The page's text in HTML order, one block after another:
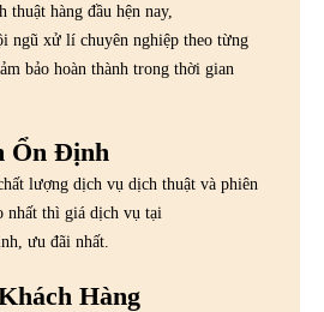
thuật hàng đầu hện nay,
ngũ xử lí chuyên nghiệp theo từng
bảo hoàn thành trong thời gian
Ổn Định
lượng dịch vụ dịch thuật và phiên
nhất thì giá dịch vụ tại
ưu đãi nhất.
Hàng